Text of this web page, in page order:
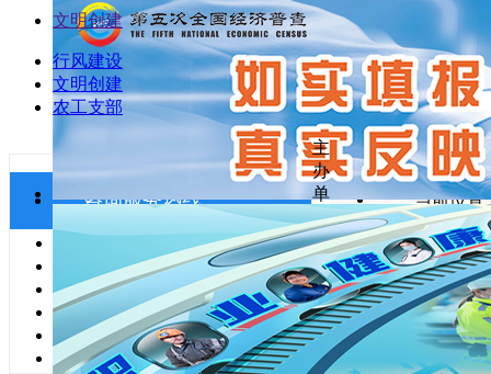
文明创建
行风建设
文明创建
农工支部
咨询服务热线
投诉、举报：0719-8222513
体检联系：0719-8222655
职业卫生科：0719-8222593
健康监护科：0719-8222582
职业病门诊：0719-8222765
放射卫生科：0719-8222015
当前位置
我和职防的
文章来源：
主
办
单